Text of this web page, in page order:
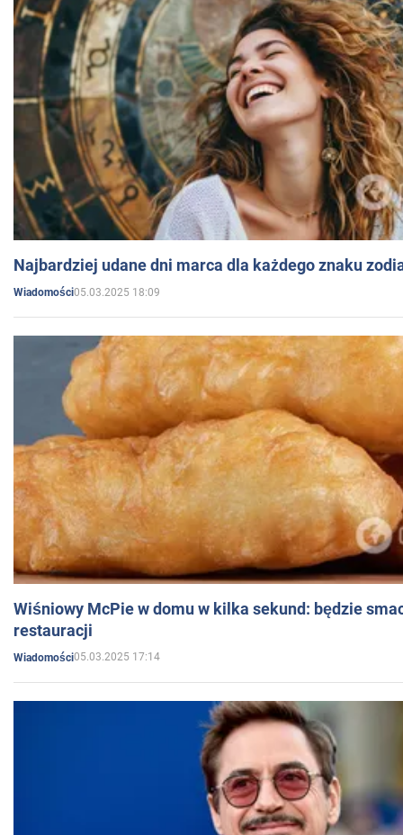
Najbardziej udane dni marca dla każdego znaku
Wiadomości05.03.2025 18:09
Wiśniowy McPie w domu w kilka sekund: będzie
restauracji
Wiadomości05.03.2025 17:14